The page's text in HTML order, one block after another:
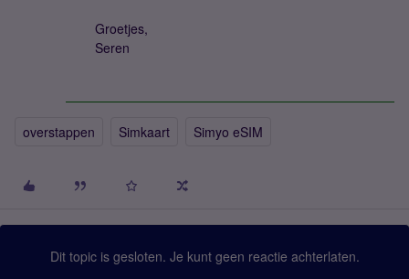
Groetjes,
Seren
overstappen Simkaart Simyo eSIM
Dit topic is gesloten. Je kunt geen reactie achterlaten.